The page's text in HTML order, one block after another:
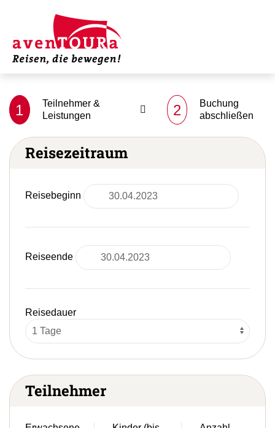
1
Teilnehmer &
Leistungen
2
Buchung
abschließen
Reisezeitraum
Reisebeginn
Reiseende
Reisedauer
Teilnehmer